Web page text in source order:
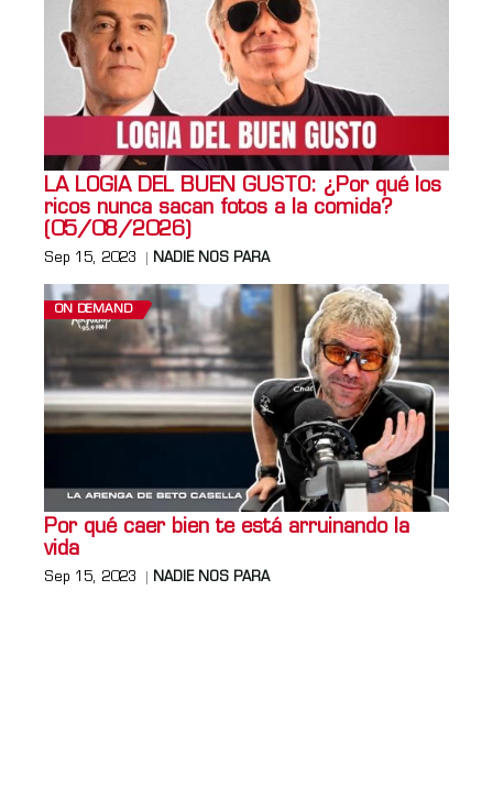
LA LOGIA DEL BUEN GUSTO: ¿Por qué los
ricos nunca sacan fotos a la comida?
(05/08/2026)
Sep 15, 2023 NADIE NOS PARA
ON DEMAND
Por qué caer bien te está arruinando la
vida
Sep 15, 2023 NADIE NOS PARA